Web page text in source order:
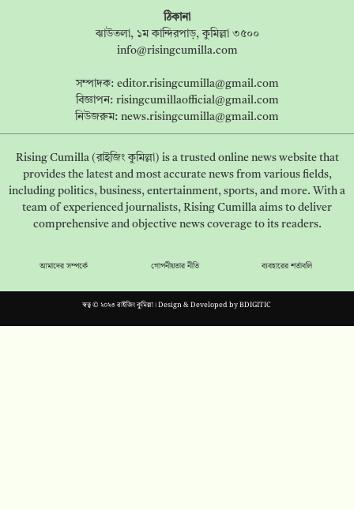
ঠিকানা
ঝাউতলা, ১ম কান্দিরপাড়, কুমিল্লা ৩৫০০
info@risingcumilla.com
সম্পাদক: editor.risingcumilla@gmail.com
বিজ্ঞাপন: risingcumillaofficial@gmail.com
নিউজরুম: news.risingcumilla@gmail.com
Rising Cumilla (রাইজিং কুমিল্লা) is a trusted online news website that
provides the latest and most accurate news from various fields,
including politics, business, entertainment, sports, and more. With a
team of experienced journalists, Rising Cumilla aims to deliver
comprehensive and objective news coverage to its readers.
আমাদের সম্পর্কে গোপনীয়তার নীতি ব্যবহারের শর্তাবলি
স্বত্ব © ২০২৩ রাইজিং কুমিল্লা। Design & Developed byBDIGITIC